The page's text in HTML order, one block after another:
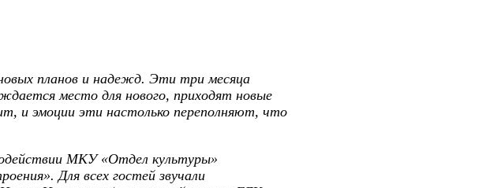
планов и надежд. Эти три месяца
место для нового, приходят новые
и эмоции эти настолько переполняют, что
МКУ «Отдел культуры»
Для всех гостей звучали